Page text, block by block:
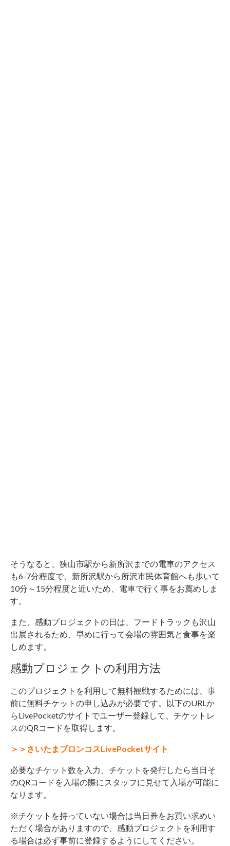
そうなると、狭山市駅から新所沢までの電車のアクセス
も6-7分程度で、新所沢駅から所沢市民体育館へも歩いて
10分～15分程度と近いため、電車で行く事をお薦めしま
す。
また、感動プロジェクトの日は、フードトラックも沢山
出展されるため、早めに行って会場の雰囲気と食事を楽
しめます。
感動プロジェクトの利用方法
このプロジェクトを利用して無料観戦するためには、事
前に無料チケットの申し込みが必要です。以下のURLか
らLivePocketのサイトでユーザー登録して、チケットレ
スのQRコードを取得します。
＞＞さいたまブロンコスLivePocketサイト
必要なチケット数を入力、チケットを発行したら当日そ
のQRコードを入場の際にスタッフに見せて入場が可能に
なります。
※チケットを持っていない場合は当日券をお買い求めい
ただく場合がありますので、感動プロジェクトを利用す
る場合は必ず事前に登録するようにしてください。